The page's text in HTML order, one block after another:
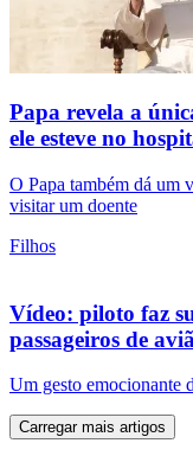
Papa revela a
ele esteve no
O Papa também dá um
visitar um doente
Filhos
Vídeo: piloto faz
passageiros de
Um gesto emocionante
Carregar mais artigos